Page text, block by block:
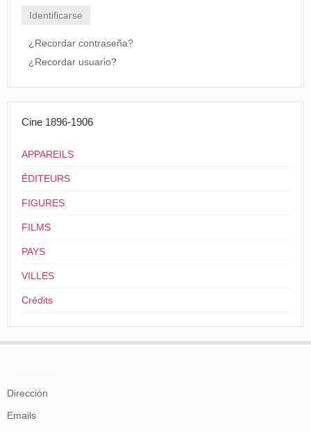
jeunes filles, qui me regardent avec complaisance. Il
p. 28-29.
3
21/02/1900-28/02/1900
4
France, Nice, Cours Saleya, devant la place Pierre Gauthier
¿Recordar contraseña?
¿Recordar usuario?
Cine 1896-1906
APPAREILS
ÉDITEURS
FIGURES
FILMS
PAYS
VILLES
Crédits
Dirección
Emails